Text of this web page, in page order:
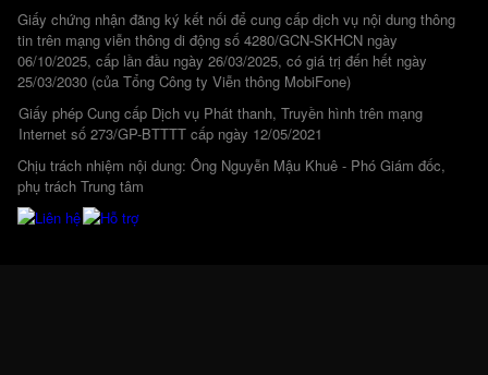
Giấy chứng nhận đăng ký kết nối để cung cấp dịch vụ nội dung thông
tin trên mạng viễn thông di động số 4280/GCN-SKHCN ngày
06/10/2025, cấp lần đầu ngày 26/03/2025, có giá trị đến hết ngày
25/03/2030 (của Tổng Công ty Viễn thông MobiFone)
Giấy phép Cung cấp Dịch vụ Phát thanh, Truyền hình trên mạng
Internet số 273/GP-BTTTT cấp ngày 12/05/2021
Chịu trách nhiệm nội dung: Ông Nguyễn Mậu Khuê - Phó Giám đốc,
phụ trách Trung tâm